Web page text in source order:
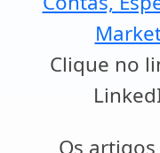
Clique no
Os